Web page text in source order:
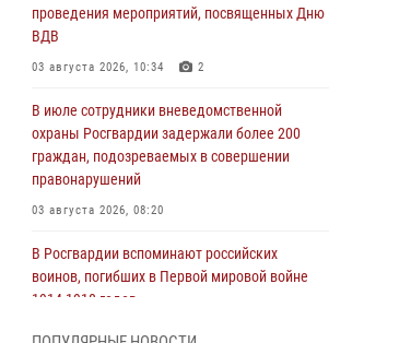
проведения мероприятий, посвященных Дню
ВДВ
03 августа 2026, 10:34 2
В июле сотрудники вневедомственной
охраны Росгвардии задержали более 200
граждан, подозреваемых в совершении
правонарушений
03 августа 2026, 08:20
В Росгвардии вспоминают российских
воинов, погибших в Первой мировой войне
1914-1918 годов